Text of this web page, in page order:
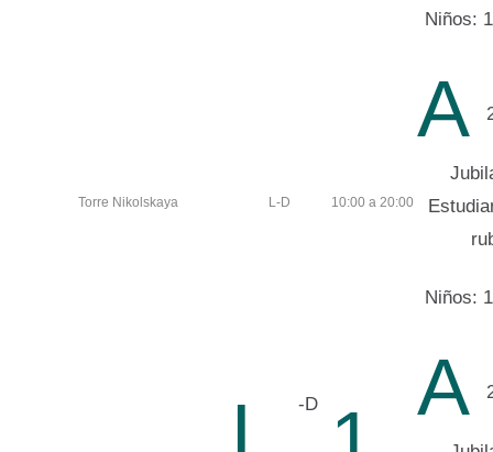
Niños:
Torre Nikolskaya L-D 10:00 a 20:00
A
Niños:
L -D A